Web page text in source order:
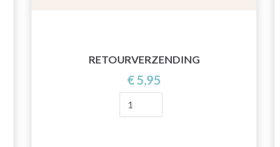
RETOURVERZENDING
€ 5,95